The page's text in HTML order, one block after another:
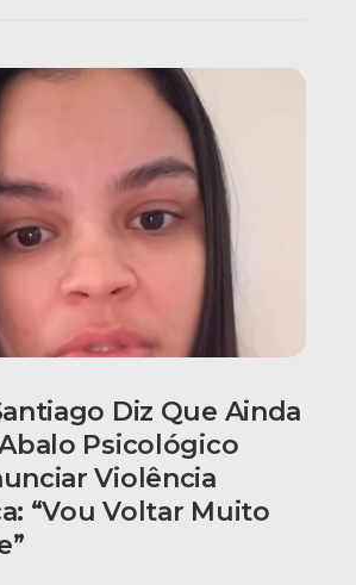
Diz Que Ainda
Psicológico
Violência
“Vou Voltar Muito